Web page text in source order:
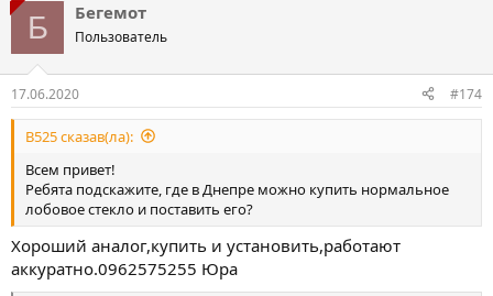
Б Бегемот
Пользователь
17.06.2020 #174
B525 сказав(ла):
Всем привет!
Ребята подскажите, где в Днепре можно купить нормальное
лобовое стекло и поставить его?
Хороший аналог,купить и установить,работают
аккуратно.0962575255 Юра